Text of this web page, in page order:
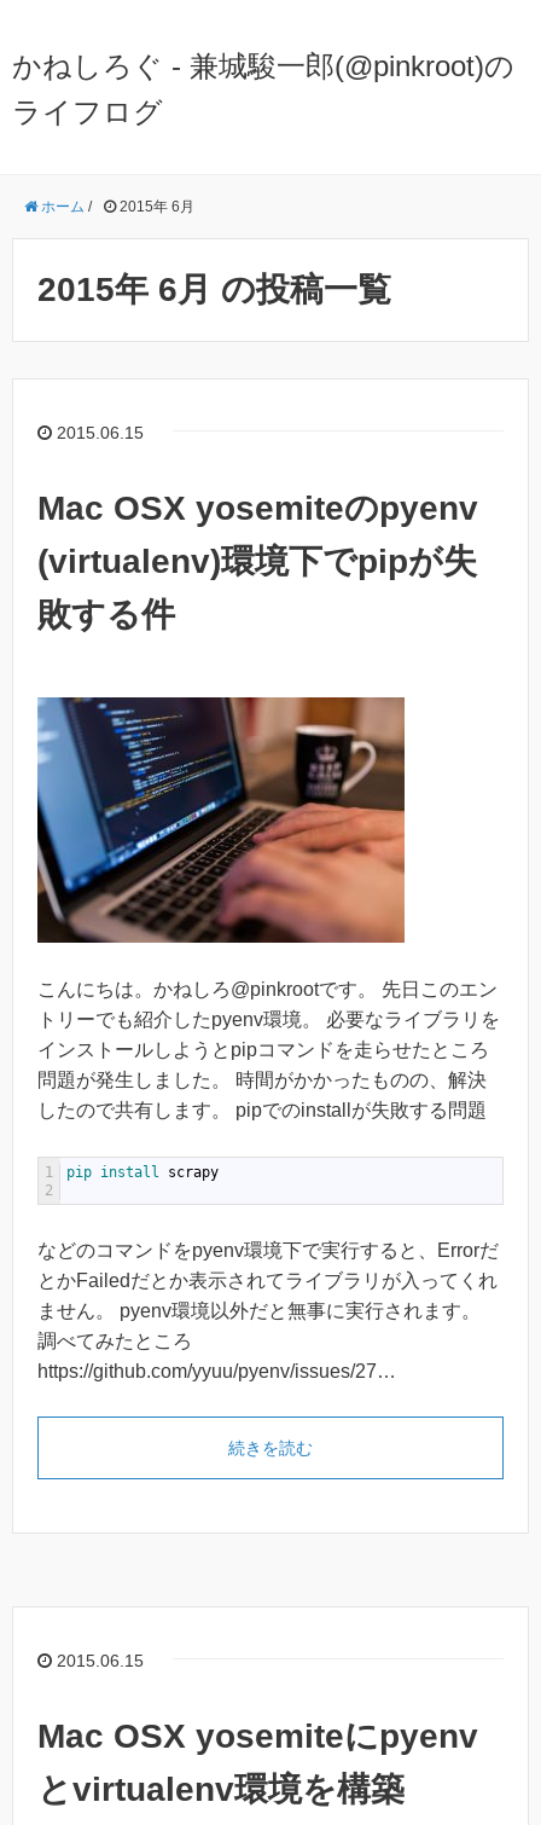
かねしろぐ - 兼城駿一郎(@pinkroot)の
ライフログ
ホーム / 2015年 6月
2015年 6月 の投稿一覧
2015.06.15
Mac OSX yosemiteのpyenv
(virtualenv)環境下でpipが失
敗する件
こんにちは。かねしろ@pinkrootです。 先日このエン
トリーでも紹介したpyenv環境。 必要なライブラリを
インストールしようとpipコマンドを走らせたところ
問題が発生しました。 時間がかかったものの、解決
したので共有します。 pipでのinstallが失敗する問題
1
2
pip install scrapy
などのコマンドをpyenv環境下で実行すると、Errorだ
とかFailedだとか表示されてライブラリが入ってくれ
ません。 pyenv環境以外だと無事に実行されます。
調べてみたところ
https://github.com/yyuu/pyenv/issues/27…
続きを読む
2015.06.15
Mac OSX yosemiteにpyenv
とvirtualenv環境を構築